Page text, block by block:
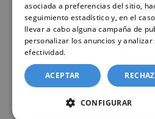
Certificados y partidas de
matrimonioydefunción
Apostilla de La Hayade
Legalización
Certificado de Últimas
Certificado de contratos
cobertura por fallecimiento
asociada a preferencias del sitio,
seguimiento estadístico y, en el
llevar a cabo alguna campaña de
personalizar los anuncios y analizar
efectividad.
ACEPTAR
CONFIGURAR